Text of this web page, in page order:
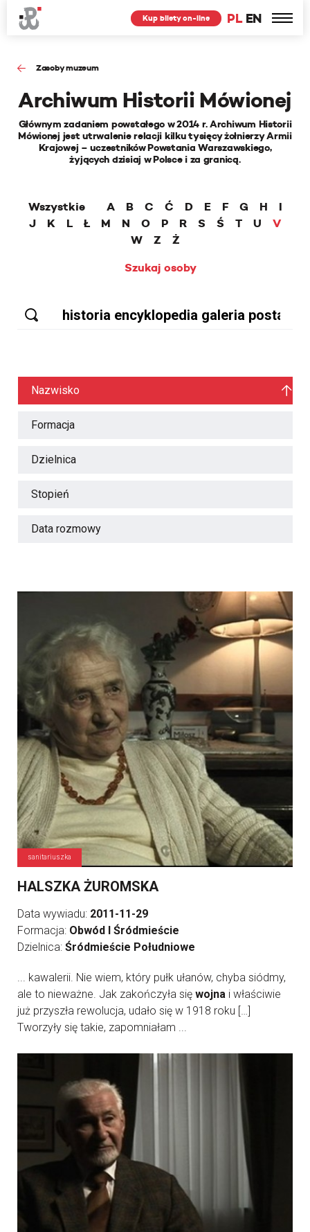
PL EN
Kup bilety on-line
Zasoby muzeum
Archiwum Historii Mówionej
Głównym zadaniem powstałego w 2014 r. Archiwum Historii
Mówionej jest utrwalenie relacji kilku tysięcy żołnierzy Armii
Krajowej – uczestników Powstania Warszawskiego,
żyjących dzisiaj w Polsce i za granicą.
Wszystkie A B C Ć D E F G H
I
J
K L Ł M N O P R S Ś T U
V
W
Z
Ż
Szukaj osoby
Nazwisko
Formacja
Dzielnica
Stopień
Data rozmowy
sanitariuszka
HALSZKA ŻUROMSKA
Data wywiadu: 2011-11-29
Formacja: Obwód I Śródmieście
Dzielnica: Śródmieście Południowe
... kawalerii. Nie wiem, który pułk ułanów, chyba siódmy,
ale to nieważne. Jak zakończyła się wojna i właściwie
już przyszła rewolucja, udało się w 1918 roku […]
Tworzyły się takie, zapomniałam ...